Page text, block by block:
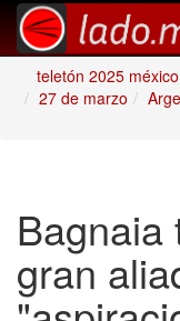
teletón 2025 méxico
27 de marzo
Bagnaia
gran